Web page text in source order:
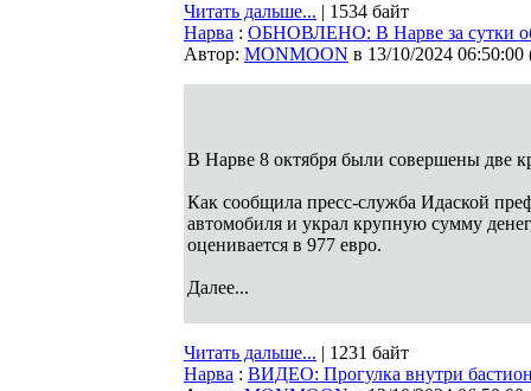
Читать дальше... | 1534 байт
Нарва : ОБНОВЛЕНО: В Нарве за сутки
Автор: MONMOON в 13/10/2024 06:50:00
В Нарве 8 октября были совершены две
Как сообщила пресс-служба Идаской
автомобиля и украл крупную сумму
оценивается в 977 евро.
Далее...
Читать дальше... | 1231 байт
Нарва : ВИДЕО: Прогулка внутри